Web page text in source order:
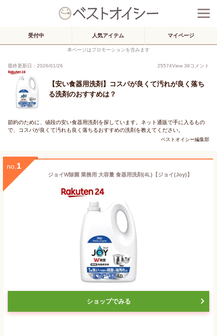
受付中 人気アイテム マイページ
本ページはプロモーションを含みます
最終更新日：2026/01/26 25574View 39コメント
【安い食器用洗剤】コスパが良くて汚れが良く落ち
る洗剤のおすすめは？
節約のために、値段の安い食器用洗剤を探しています。ネット通販で手に入るもの
で、コスパが良くて汚れも良く落ちるおすすめの洗剤を教えてください。
ベストオイシー編集部
no. 1
ジョイW除菌 業務用 大容量 食器用洗剤(4L)【ジョイ(Joy)】
ショップでみる